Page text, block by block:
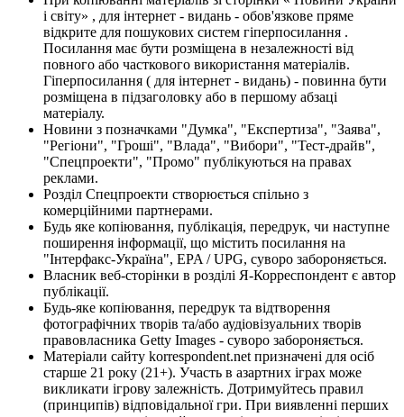
і світу» , для інтернет - видань - обов'язкове пряме
відкрите для пошукових систем гіперпосилання .
Посилання має бути розміщена в незалежності від
повного або часткового використання матеріалів.
Гіперпосилання ( для інтернет - видань) - повинна бути
розміщена в підзаголовку або в першому абзаці
матеріалу.
Новини з позначками "Думка", "Експертиза", "Заява",
"Регіони", "Гроші", "Влада", "Вибори", "Тест-драйв",
"Спецпроекти", "Промо" публікуються на правах
реклами.
Розділ Спецпроекти створюється спільно з
комерційними партнерами.
Будь яке копіювання, публікація, передрук, чи наступне
поширення інформації, що містить посилання на
"Інтерфакс-Україна", EPA / UPG, суворо забороняється.
Власник веб-сторінки в розділі Я-Корреспондент є автор
публікації.
Будь-яке копіювання, передрук та відтворення
фотографічних творів та/або аудіовізуальних творів
правовласника Getty Images - суворо забороняється.
Матеріали сайту korrespondent.net призначені для осіб
старше 21 року (21+). Участь в азартних іграх може
викликати ігрову залежність. Дотримуйтесь правил
(принципів) відповідальної гри. При виявленні перших